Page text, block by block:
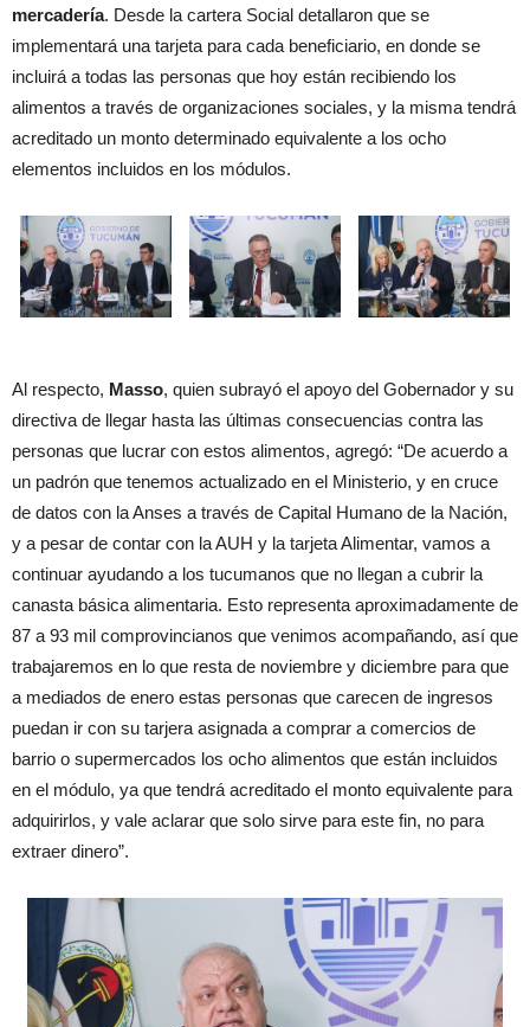
mercadería. Desde la cartera Social detallaron que se
implementará una tarjeta para cada beneficiario, en donde se
incluirá a todas las personas que hoy están recibiendo los
alimentos a través de organizaciones sociales, y la misma tendrá
acreditado un monto determinado equivalente a los ocho
elementos incluidos en los módulos.
Al respecto, Masso, quien subrayó el apoyo del Gobernador y su
directiva de llegar hasta las últimas consecuencias contra las
personas que lucrar con estos alimentos, agregó: “De acuerdo a
un padrón que tenemos actualizado en el Ministerio, y en cruce
de datos con la Anses a través de Capital Humano de la Nación,
y a pesar de contar con la AUH y la tarjeta Alimentar, vamos a
continuar ayudando a los tucumanos que no llegan a cubrir la
canasta básica alimentaria. Esto representa aproximadamente de
87 a 93 mil comprovincianos que venimos acompañando, así que
trabajaremos en lo que resta de noviembre y diciembre para que
a mediados de enero estas personas que carecen de ingresos
puedan ir con su tarjera asignada a comprar a comercios de
barrio o supermercados los ocho alimentos que están incluidos
en el módulo, ya que tendrá acreditado el monto equivalente para
adquirirlos, y vale aclarar que solo sirve para este fin, no para
extraer dinero”.